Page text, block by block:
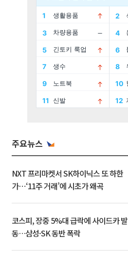
주요뉴스
NXT 프리마켓서 SK하이닉스 또 하한
가⋯‘11주 거래’에 시초가 왜곡
코스피, 장중 5%대 급락에 사이드카 발
동…삼성·SK 동반 폭락